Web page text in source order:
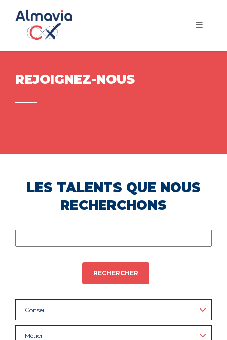
REJOIGNEZ-NOUS
LES TALENTS QUE NOUS
RECHERCHONS
RECHERCHER
Conseil
Métier